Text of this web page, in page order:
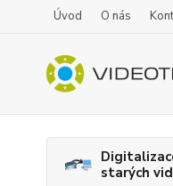
Úvod O nás
starých